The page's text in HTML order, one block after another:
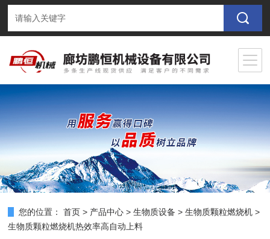
您的位置： 首页 > 产品中心 >生物质设备 >生物质颗粒燃烧机 >
生物质颗粒燃烧机热效率高自动上料